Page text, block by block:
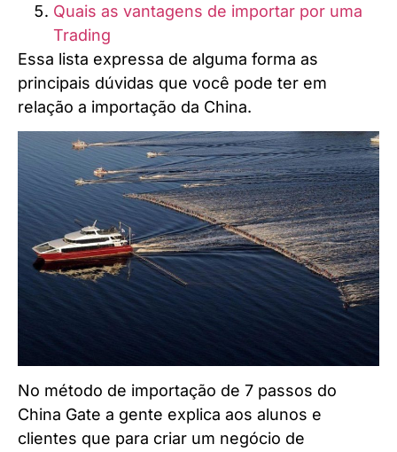
Quais as vantagens de importar por uma
Trading
Essa lista expressa de alguma forma as
principais dúvidas que você pode ter em
relação a importação da China.
No método de importação de 7 passos do
China Gate a gente explica aos alunos e
clientes que para criar um negócio de